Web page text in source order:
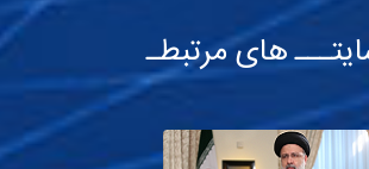
های مرتبطـ